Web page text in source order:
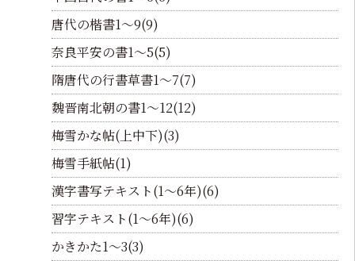
唐代の楷書1～9(9)
奈良平安の書1～5(5)
隋唐代の行書草書1～7(7)
魏晋南北朝の書1～12(12)
梅雪かな帖(上中下)(3)
梅雪手紙帖(1)
漢字書写テキスト(1～6年)(6)
習字テキスト(1～6年)(6)
かきかた1～3(3)